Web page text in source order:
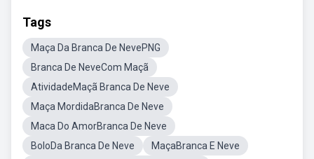
Tags
Maça Da Branca De NevePNG
Branca De NeveCom Maçã
AtividadeMaçã Branca De Neve
Maça MordidaBranca De Neve
Maca Do AmorBranca De Neve
BoloDa Branca De Neve
MaçaBranca E Neve